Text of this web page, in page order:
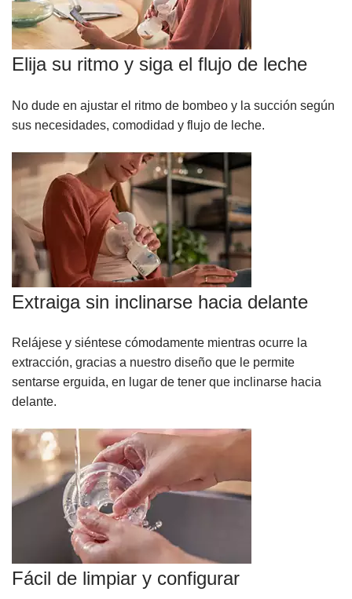
Elija su ritmo y siga el flujo de leche
No dude en ajustar el ritmo de bombeo y la succión según
sus necesidades, comodidad y flujo de leche.
Extraiga sin inclinarse hacia delante
Relájese y siéntese cómodamente mientras ocurre la
extracción, gracias a nuestro diseño que le permite
sentarse erguida, en lugar de tener que inclinarse hacia
delante.
Fácil de limpiar y configurar